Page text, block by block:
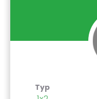
Typ